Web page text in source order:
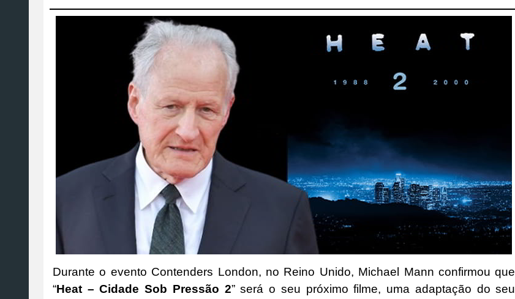
Durante o evento Contenders London, no Reino Unido, Michael Mann confirmou que
“Heat – Cidade Sob Pressão 2” será o seu próximo filme, uma adaptação do seu